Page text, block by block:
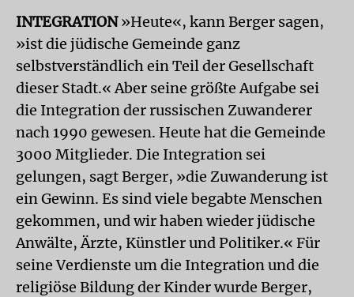
INTEGRATION»Heute«, kann Berger sagen,
»ist die jüdische Gemeinde ganz
selbstverständlich ein Teil der Gesellschaft
dieser Stadt.« Aber seine größte Aufgabe sei
die Integration der russischen Zuwanderer
nach 1990 gewesen. Heute hat die Gemeinde
3000 Mitglieder. Die Integration sei
gelungen, sagt Berger, »die Zuwanderung ist
ein Gewinn. Es sind viele begabte Menschen
gekommen, und wir haben wieder jüdische
Anwälte, Ärzte, Künstler und Politiker.« Für
seine Verdienste um die Integration und die
religiöse Bildung der Kinder wurde Berger,